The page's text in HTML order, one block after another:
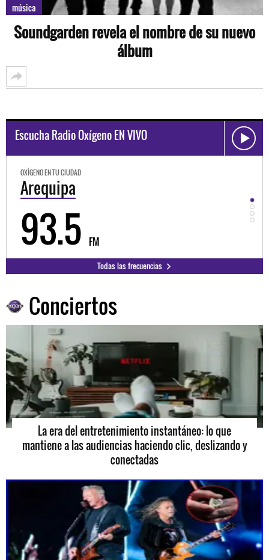
música
Soundgarden revela el nombre de su nuevo
álbum
Escucha Radio Oxígeno EN VIVO
Todas las frecuencias
Conciertos
La era del entretenimiento instantáneo: lo que
mantiene a las audiencias haciendo clic, deslizando y
conectadas